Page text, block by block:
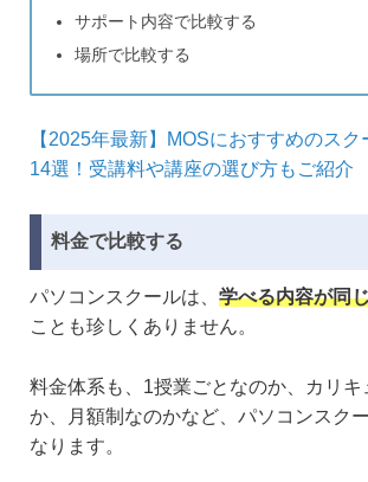
サポート内容で比較する
場所で比較する
【2025年最新】MOSにおすすめのス
14選！受講料や講座の選び方もご紹介
料金で比較する
パソコンスクールは、 学べる内容が同
ことも珍しくありません。
料金体系も、1授業ごとなのか、カリ
か、月額制なのかなど、パソコンスク
なります。